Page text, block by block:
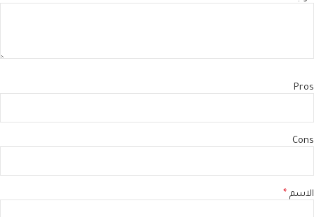
Pros
Cons
الاسم *